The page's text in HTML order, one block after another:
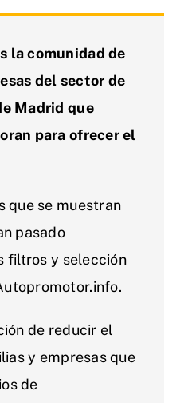
la comunidad de
del sector de
Madrid que
para ofrecer el
que se muestran
pasado
filtros y selección
de reducir el
y empresas que
de